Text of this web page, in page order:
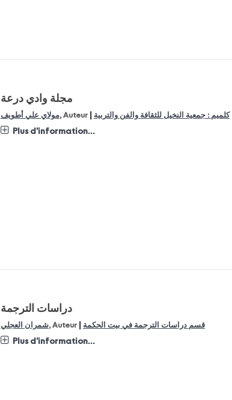
مجلة وادي درعة
مولاي علي أطويف, Auteur كلميم : جمعية النخيل للثقافة والفن والتربية
Plus d'information...
دراسات الترجمة
شمران العجلي, Auteur قسم دراسات الترجمة في بيت الحكمة
Plus d'information...